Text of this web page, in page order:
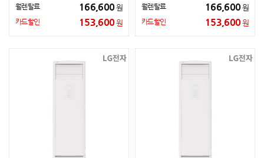
월렌탈료 166,600원
카드할인 153,600원
월렌탈료 166,600원
카드할인 153,600원